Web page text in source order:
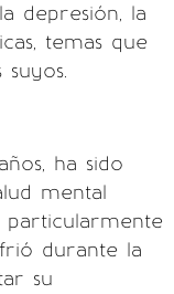
depresión, la
temas que
ha sido
mental
particularmente
durante la
su